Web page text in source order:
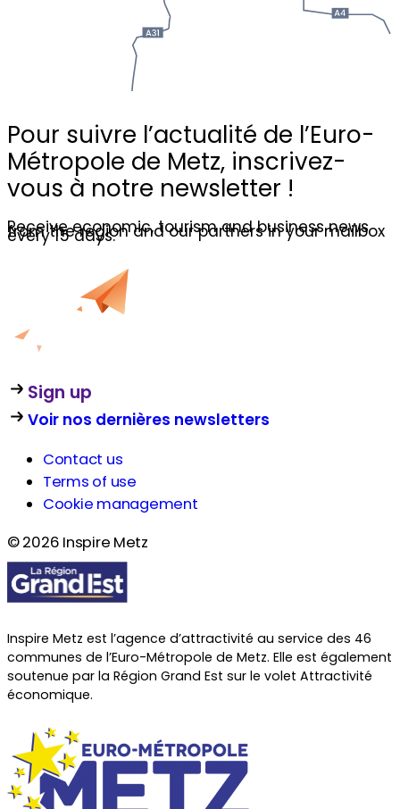
Pour suivre l’actualité de l’Euro-
Métropole de Metz, inscrivez-
vous à notre newsletter !
Receive economic, tourism and business news
from the region and our partners in your mailbox
every 15 days.
Sign up
Voir nos dernières newsletters
Contact us
Terms of use
Cookie management
© 2026 Inspire Metz
Inspire Metz est l’agence d’attractivité au service des 46
communes de l’Euro-Métropole de Metz. Elle est également
soutenue par la Région Grand Est sur le volet Attractivité
économique.